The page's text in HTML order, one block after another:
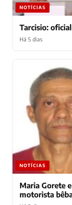
NOTÍCIAS
Tarcisio:
Há 5 dias
NOTÍCIAS
Maria Gorete
motorista